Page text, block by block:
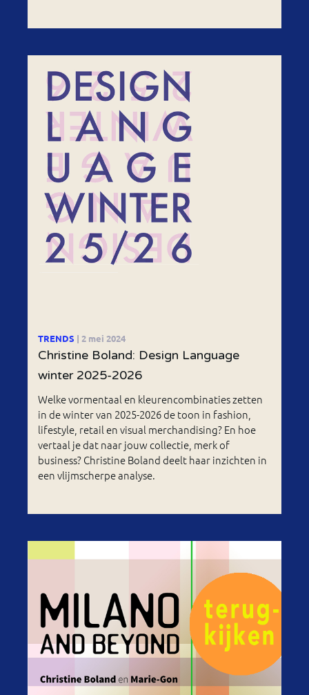
TRENDS | 2 mei 2024
Christine Boland: Design Language
winter 2025-2026
Welke vormentaal en kleurencombinaties zetten
in de winter van 2025-2026 de toon in fashion,
lifestyle, retail en visual merchandising? En hoe
vertaal je dat naar jouw collectie, merk of
business? Christine Boland deelt haar inzichten in
een vlijmscherpe analyse.